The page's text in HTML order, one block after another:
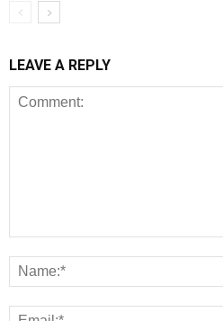
LEAVE A REPLY